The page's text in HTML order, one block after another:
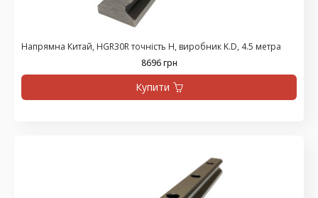
Напрямна Китай, HGR30R точність H, виробник K.D, 4.5 метра
8696 грн
Купити